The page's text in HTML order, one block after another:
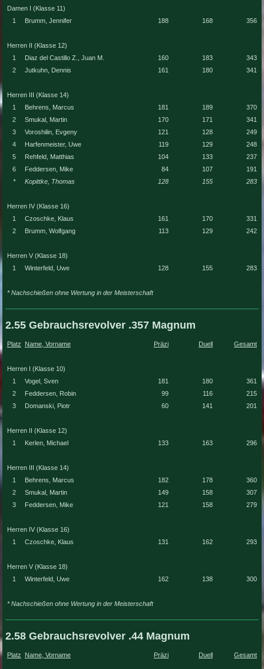
Damen I (Klasse 11)
1
Brumm, Jennifer 188 168 356
Herren II (Klasse 12)
1
Diaz del Castillo Z., Juan M. 160 183
343
2
Jutkuhn, Dennis 161 180 341
Herren III (Klasse 14)
1
Behrens, Marcus 181 189
370
2
Smukal, Martin 170 171
341
3
Voroshilin, Evgeny 121 128
249
4
Harfenmeister, Uwe 119 129
248
5
Rehfeld, Matthias 104 133
237
6
Feddersen, Mike 84 107
191
*
Kopittke, Thomas 128 155 283
Herren IV (Klasse 16)
1
Czoschke, Klaus 161 170
331
2
Brumm, Wolfgang 113 129 242
Herren V (Klasse 18)
1
Winterfeld, Uwe 128 155 283
* Nachschießen ohne Wertung in der Meisterschaft
2.55 Gebrauchsrevolver .357 Magnum
Platz Name, Vorname Präzi Duell Gesamt
Herren I (Klasse 10)
1
Vogel, Sven 181 180
361
2
Feddersen, Robin 99 116
215
3
Domanski, Piotr 60 141 201
Herren II (Klasse 12)
1
Kerlen, Michael 133 163 296
Herren III (Klasse 14)
1
Behrens, Marcus 182 178
360
2
Smukal, Martin 149 158
307
3
Feddersen, Mike 121 158 279
Herren IV (Klasse 16)
1
Czoschke, Klaus 131 162 293
Herren V (Klasse 18)
1
Winterfeld, Uwe 162 138 300
* Nachschießen ohne Wertung in der Meisterschaft
2.58 Gebrauchsrevolver .44 Magnum
Platz Name, Vorname Präzi Duell Gesamt